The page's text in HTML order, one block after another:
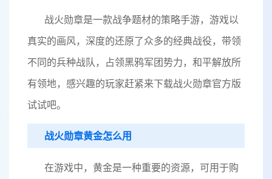
战火勋章是一款战争题材的策略手游，游戏以
真实的画风，深度的还原了众多的经典战役，带领
不同的兵种战队，占领黑鸦军团势力，和平解放所
有领地，感兴趣的玩家赶紧来下载战火勋章官方版
试试吧。
战火勋章黄金怎么用
在游戏中，黄金是一种重要的资源，可用于购